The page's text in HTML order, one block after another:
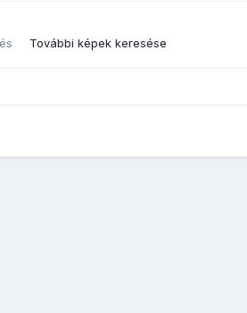
További képek keresése